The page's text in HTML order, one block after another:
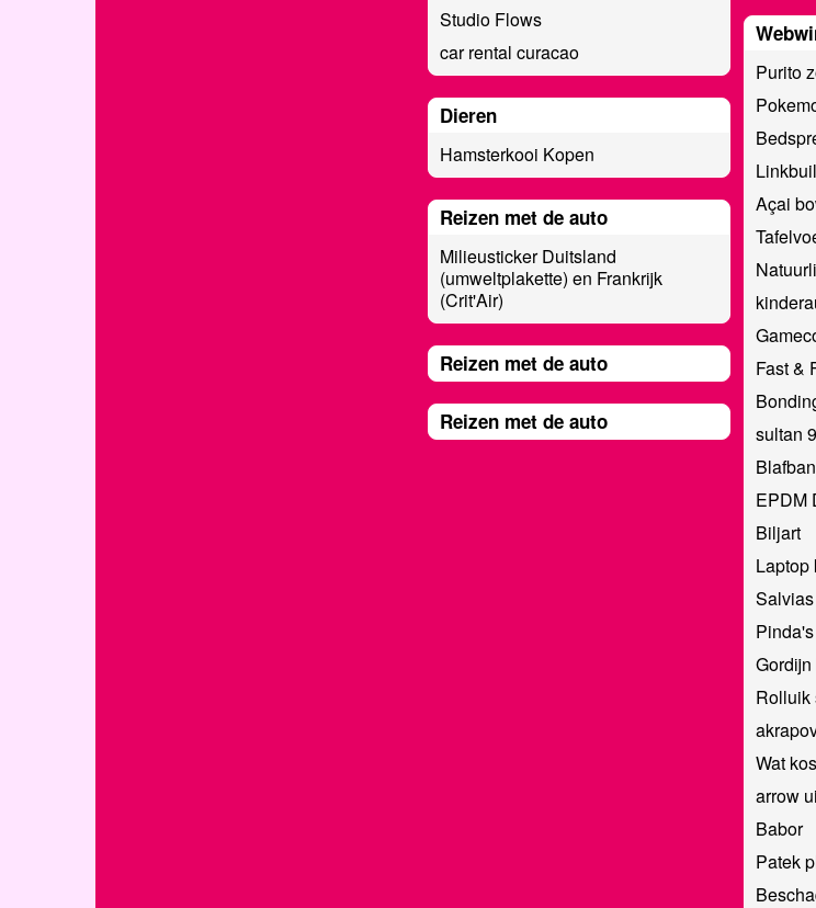
Studio Flows
car rental curacao
Dieren
Hamsterkooi Kopen
Reizen met de auto
Milieusticker Duitsland
(umweltplakette) en Frankrijk
(Crit'Air)
Reizen met de auto
Reizen met de auto
Purito
Açai
Fast &
sultan 9
EPDM
Biljart
Laptop
Salvias
Rolluik
Wat
arrow
Babor
Patek